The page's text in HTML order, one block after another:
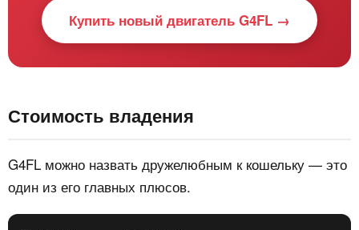
Купить новый двигатель G4FL →
Стоимость владения
G4FL можно назвать дружелюбным к кошельку — это
один из его главных плюсов.